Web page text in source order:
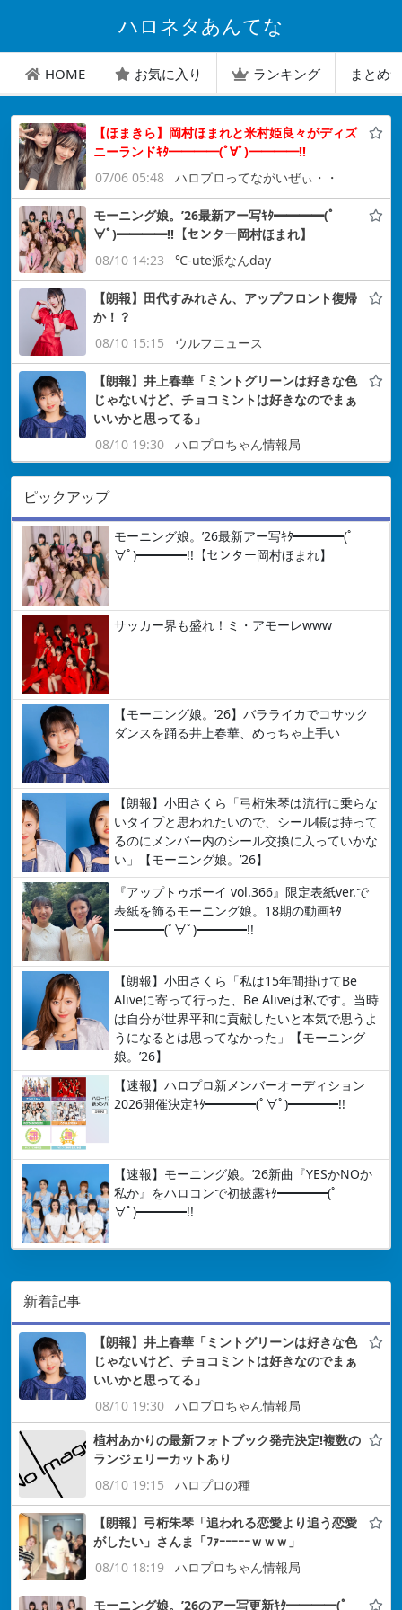
ハロネタあんてな
HOME お気に入り ランキング まとめ
【ほまきら】岡村ほまれと米村姫良々がディズ
ニーランドｷﾀ━━━━(ﾟ∀ﾟ)━━━━!!
07/06 05:48
ハロプロってながいぜぃ・・
モーニング娘。’26最新アー写ｷﾀ━━━━(ﾟ
∀ﾟ)━━━━!!【センター岡村ほまれ】
08/10 14:23
℃-ute派なんday
【朗報】田代すみれさん、アップフロント復帰
か！？
08/10 15:15
ウルフニュース
【朗報】井上春華「ミントグリーンは好きな色
じゃないけど、チョコミントは好きなのでまぁ
いいかと思ってる」
08/10 19:30
ハロプロちゃん情報局
ピックアップ
モーニング娘。’26最新アー写ｷﾀ━━━━(ﾟ
∀ﾟ)━━━━!!【センター岡村ほまれ】
サッカー界も盛れ！ミ・アモーレwww
【モーニング娘。’26】バラライカでコサック
ダンスを踊る井上春華、めっちゃ上手い
【朗報】小田さくら「弓桁朱琴は流行に乗らな
いタイプと思われたいので、シール帳は持って
るのにメンバー内のシール交換に入っていかな
い」【モーニング娘。’26】
『アップトゥボーイ vol.366』限定表紙ver.で
表紙を飾るモーニング娘。18期の動画ｷﾀ
━━━━(ﾟ∀ﾟ)━━━━!!
【朗報】小田さくら「私は15年間掛けてBe
Aliveに寄って行った、Be Aliveは私です。当時
は自分が世界平和に貢献したいと本気で思うよ
うになるとは思ってなかった」【モーニング
娘。’26】
【速報】ハロプロ新メンバーオーディション
2026開催決定ｷﾀ━━━━(ﾟ∀ﾟ)━━━━!!
【速報】モーニング娘。’26新曲『YESかNOか
私か』をハロコンで初披露ｷﾀ━━━━(ﾟ
∀ﾟ)━━━━!!
新着記事
【朗報】井上春華「ミントグリーンは好きな色
じゃないけど、チョコミントは好きなのでまぁ
いいかと思ってる」
08/10 19:30
ハロプロちゃん情報局
植村あかりの最新フォトブック発売決定!複数の
ランジェリーカットあり
08/10 19:15
ハロプロの種
【朗報】弓桁朱琴「追われる恋愛より追う恋愛
がしたい」さんま「ﾌｧｰｰｰｰｰｗｗｗ」
08/10 18:19
ハロプロちゃん情報局
モーニング娘。’26のアー写更新ｷﾀ━━━━(ﾟ